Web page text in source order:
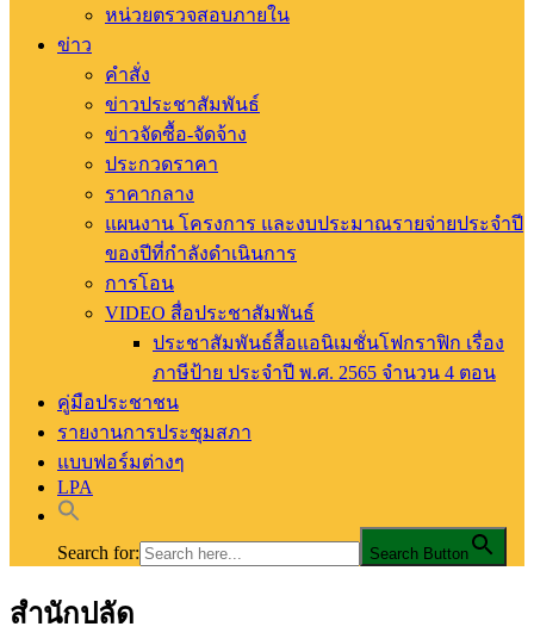
หน่วยตรวจสอบภายใน
ข่าว
คำสั่ง
ข่าวประชาสัมพันธ์
ข่าวจัดซื้อ-จัดจ้าง
ประกวดราคา
ราคากลาง
แผนงาน โครงการ และงบประมาณรายจ่ายประจำปี
ของปีที่กำลังดำเนินการ
การโอน
VIDEO สื่อประชาสัมพันธ์
ประชาสัมพันธ์สื้อแอนิเมชั่นโฟกราฟิก เรื่อง
ภาษีป้าย ประจำปี พ.ศ. 2565 จำนวน 4 ตอน
คู่มือประชาชน
รายงานการประชุมสภา
แบบฟอร์มต่างๆ
LPA
Search for: Search Button
อบต.ท่าสัก อ.พิชัย จ.อุตรดิตถ์
สำนักปลัด